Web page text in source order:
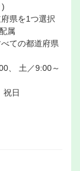
)
県を1つ選択
属
ての都道府県
、 土／9:00～
祝日